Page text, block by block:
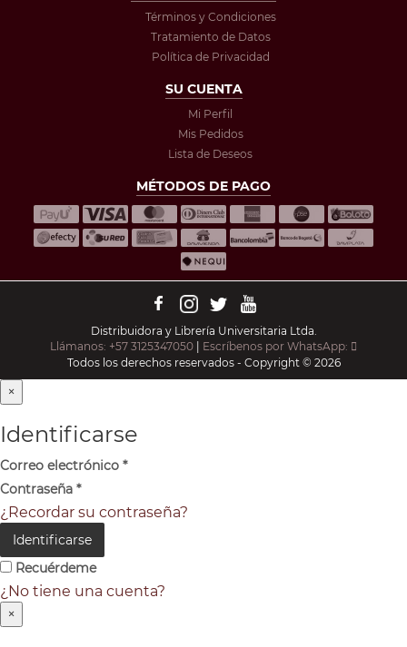
Términos y Condiciones
Tratamiento de Datos
Política de Privacidad
SU CUENTA
Mi Perfil
Mis Pedidos
Lista de Deseos
MÉTODOS DE PAGO
Distribuidora y Librería Universitaria Ltda.
Llámanos: +57 3125347050 | Escríbenos por WhatsApp:
Todos los derechos reservados - Copyright © 2026
×
Identificarse
Correo electrónico *
Contraseña *
¿Recordar su contraseña?
Identificarse
Recuérdeme
¿No tiene una cuenta?
×